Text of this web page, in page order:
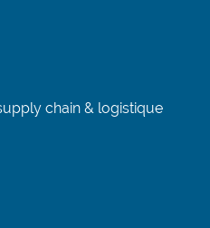
chain & logistique